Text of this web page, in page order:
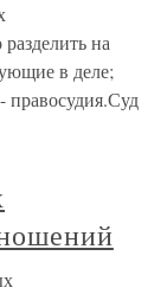
на
в деле;